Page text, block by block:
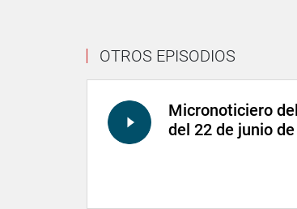
OTROS EPISODIOS
Micronoticiero
del 22 de junio